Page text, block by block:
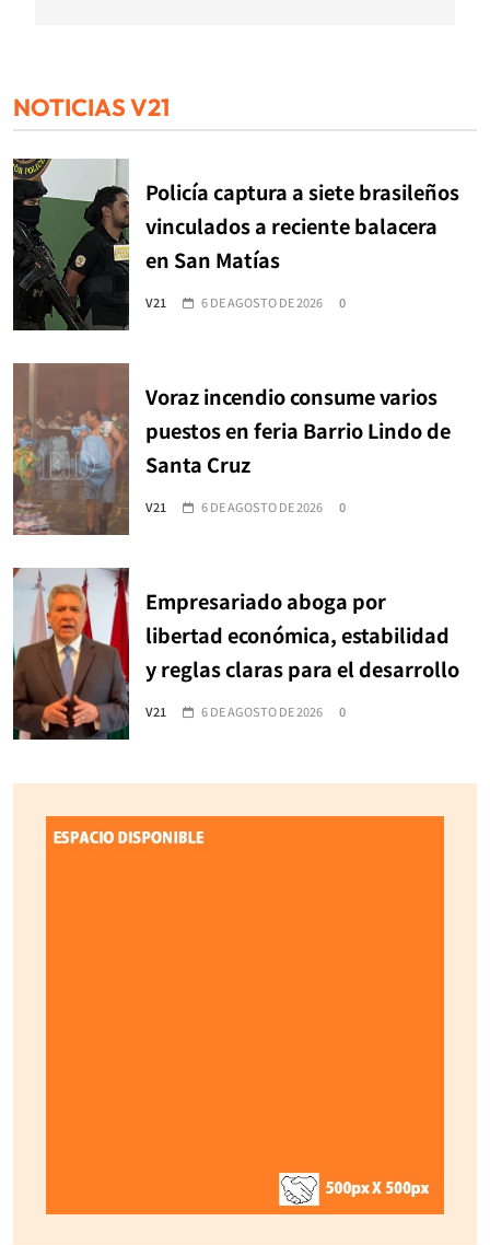
NOTICIAS V21
Policía captura a siete brasileños
vinculados a reciente balacera
en San Matías
V21 6 DE AGOSTO DE 2026 0
Voraz incendio consume varios
puestos en feria Barrio Lindo de
Santa Cruz
V21 6 DE AGOSTO DE 2026 0
Empresariado aboga por
libertad económica, estabilidad
y reglas claras para el desarrollo
V21 6 DE AGOSTO DE 2026 0